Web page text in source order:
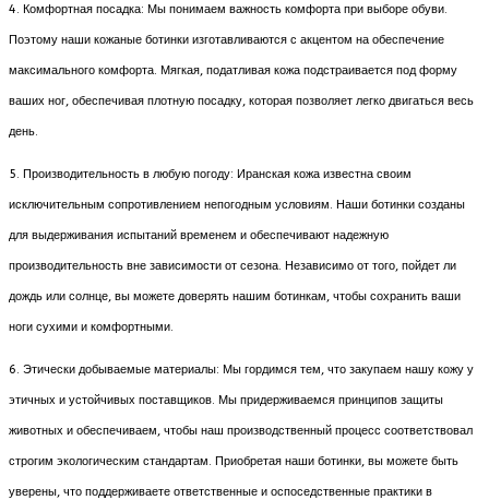
4. Комфортная посадка: Мы понимаем важность комфорта при выборе обуви.
Поэтому наши кожаные ботинки изготавливаются с акцентом на обеспечение
максимального комфорта. Мягкая, податливая кожа подстраивается под форму
ваших ног, обеспечивая плотную посадку, которая позволяет легко двигаться весь
день.
5. Производительность в любую погоду: Иранская кожа известна своим
исключительным сопротивлением непогодным условиям. Наши ботинки созданы
для выдерживания испытаний временем и обеспечивают надежную
производительность вне зависимости от сезона. Независимо от того, пойдет ли
дождь или солнце, вы можете доверять нашим ботинкам, чтобы сохранить ваши
ноги сухими и комфортными.
6. Этически добываемые материалы: Мы гордимся тем, что закупаем нашу кожу у
этичных и устойчивых поставщиков. Мы придерживаемся принципов защиты
животных и обеспечиваем, чтобы наш производственный процесс соответствовал
строгим экологическим стандартам. Приобретая наши ботинки, вы можете быть
уверены, что поддерживаете ответственные и оспоседственные практики в